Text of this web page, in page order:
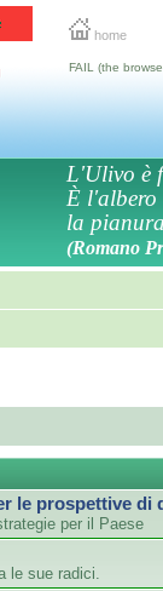
home
FAIL (the
L'Ulivo è
È l'albero
la
(Romano
le prospettive di
per il Paese
le sue radici.